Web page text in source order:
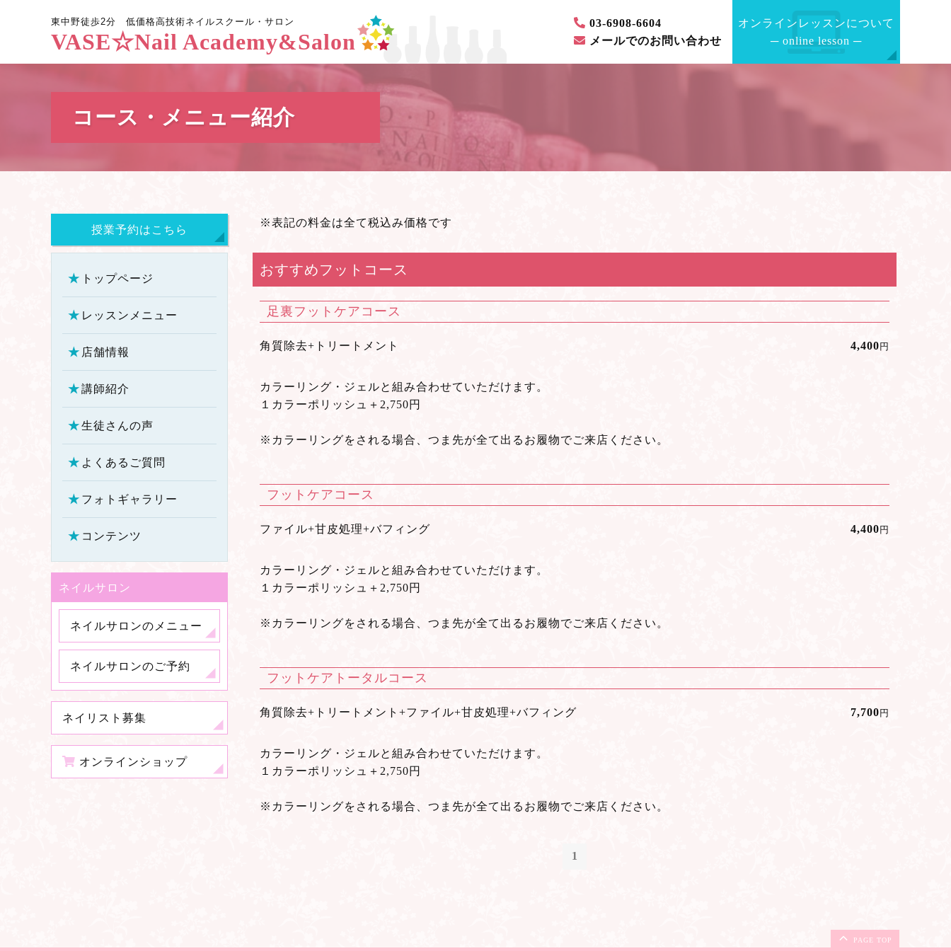
東中野徒歩2分 低価格高技術ネイルスクール・サロン
VASE☆Nail Academy&Salon
03-6908-6604
メールでのお問い合わせ
オンラインレッスンについて
─ online lesson ─
コース・メニュー紹介
授業予約はこちら
トップページ
レッスンメニュー
店舗情報
講師紹介
生徒さんの声
よくあるご質問
フォトギャラリー
コンテンツ
ネイルサロン
ネイルサロンのメニュー
ネイルサロンのご予約
ネイリスト募集
オンラインショップ
※表記の料金は全て税込み価格です
おすすめフットコース
足裏フットケアコース
4,400 円
角質除去+トリートメント
カラーリング・ジェルと組み合わせていただけます。
１カラーポリッシュ＋2,750円
※カラーリングをされる場合、つま先が全て出るお履物でご来店ください。
フットケアコース
4,400 円
ファイル+甘皮処理+バフィング
カラーリング・ジェルと組み合わせていただけます。
１カラーポリッシュ＋2,750円
※カラーリングをされる場合、つま先が全て出るお履物でご来店ください。
フットケアトータルコース
7,700 円
角質除去+トリートメント+ファイル+甘皮処理+バフィング
カラーリング・ジェルと組み合わせていただけます。
１カラーポリッシュ＋2,750円
※カラーリングをされる場合、つま先が全て出るお履物でご来店ください。
1
PAGE TOP